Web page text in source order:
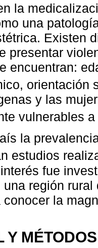
la
una
Existen
presentar
encuentran:
orientación
y las
vulnerables
la
estudios
fue
región
conocer la
Y MÉTODOS